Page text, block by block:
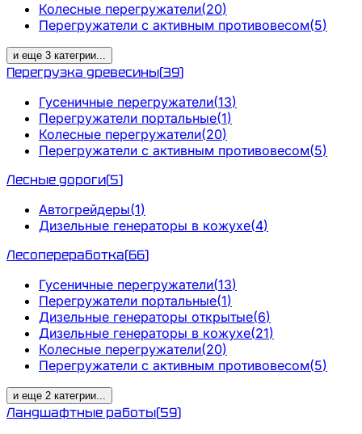
Колесные перегружатели(20)
Перегружатели с активным противовесом(5)
и еще 3 категрии...
Перегрузка древесины(39)
Гусеничные перегружатели(13)
Перегружатели портальные(1)
Колесные перегружатели(20)
Перегружатели с активным противовесом(5)
Лесные дороги(5)
Автогрейдеры(1)
Дизельные генераторы в кожухе(4)
Лесопереработка(66)
Гусеничные перегружатели(13)
Перегружатели портальные(1)
Дизельные генераторы открытые(6)
Дизельные генераторы в кожухе(21)
Колесные перегружатели(20)
Перегружатели с активным противовесом(5)
и еще 2 категрии...
Ландшафтные работы(59)